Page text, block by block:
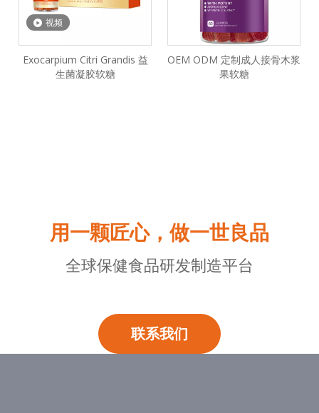
视频
Exocarpium Citri Grandis 益
生菌凝胶软糖
OEM ODM 定制成人接骨木浆
果软糖
用一颗匠心，做一世良品
全球保健食品研发制造平台
联系我们